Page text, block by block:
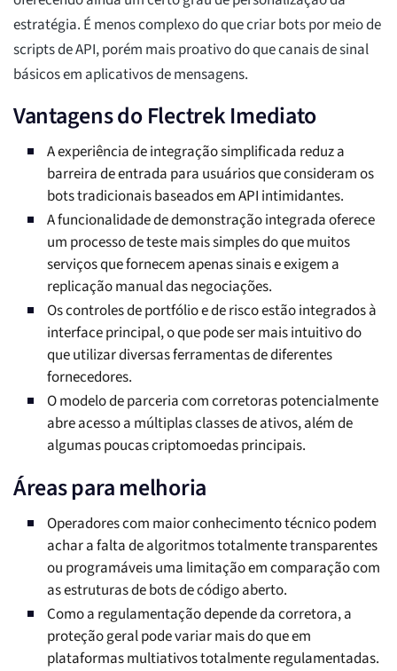
estratégia. É menos complexo do que criar bots por meio de
scripts de API, porém mais proativo do que canais de sinal
básicos em aplicativos de mensagens.
Vantagens do Flectrek Imediato
A experiência de integração simplificada reduz a
barreira de entrada para usuários que consideram os
bots tradicionais baseados em API intimidantes.
A funcionalidade de demonstração integrada oferece
um processo de teste mais simples do que muitos
serviços que fornecem apenas sinais e exigem a
replicação manual das negociações.
Os controles de portfólio e de risco estão integrados à
interface principal, o que pode ser mais intuitivo do
que utilizar diversas ferramentas de diferentes
fornecedores.
O modelo de parceria com corretoras potencialmente
abre acesso a múltiplas classes de ativos, além de
algumas poucas criptomoedas principais.
Áreas para melhoria
Operadores com maior conhecimento técnico podem
achar a falta de algoritmos totalmente transparentes
ou programáveis uma limitação em comparação com
as estruturas de bots de código aberto.
Como a regulamentação depende da corretora, a
proteção geral pode variar mais do que em
plataformas multiativos totalmente regulamentadas.